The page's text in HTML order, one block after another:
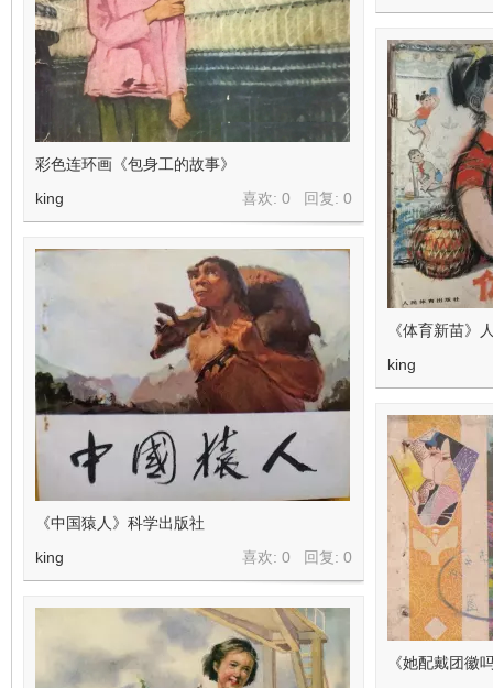
彩色连环画《包身工的故事》
喜欢: 0 回复: 0
king
《体育新苗》
king
《中国猿人》科学出版社
喜欢: 0 回复: 0
king
《她配戴团徽